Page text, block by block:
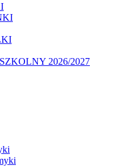
2026/2027